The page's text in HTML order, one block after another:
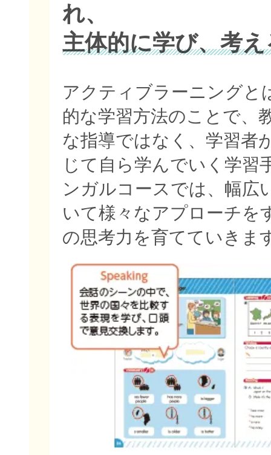
れ、
主体的に学び、考
アクティブラーニングと
的な学習方法のことで、
な指導ではなく、学習者
じて自ら学んでいく学習
ンガルコースでは、幅広
いて様々なアプローチを
の思考力を育てていきま